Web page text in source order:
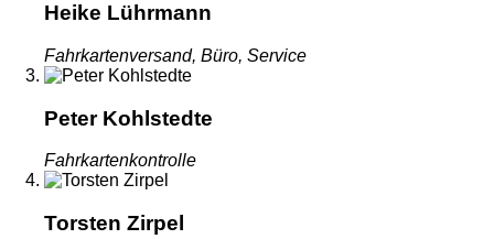
Heike Lührmann
Fahrkartenversand, Büro, Service
Peter Kohlstedte
Fahrkartenkontrolle
Torsten Zirpel